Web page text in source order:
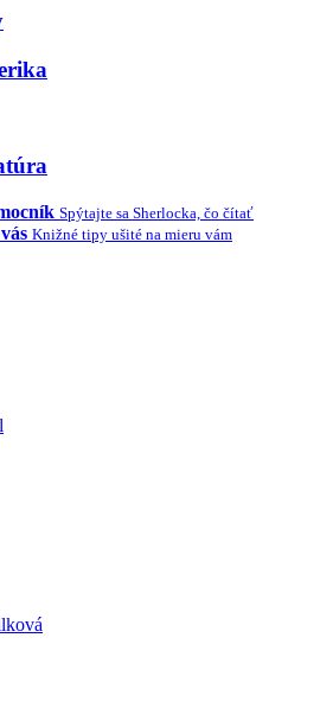
Spýtajte sa Sherlocka, čo čítať
Knižné tipy ušité na mieru vám